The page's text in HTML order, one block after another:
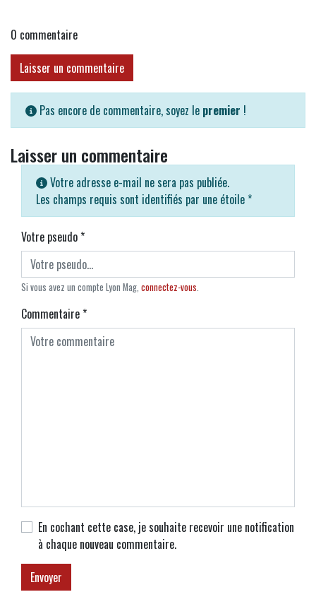
0 commentaire
Laisser un commentaire
Pas encore de commentaire, soyez le premier !
Laisser un commentaire
Votre adresse e-mail ne sera pas publiée.
Les champs requis sont identifiés par une étoile *
Votre pseudo*
Si vous avez un compte Lyon Mag, connectez-vous.
Commentaire*
En cochant cette case, je souhaite recevoir une notification
à chaque nouveau commentaire.